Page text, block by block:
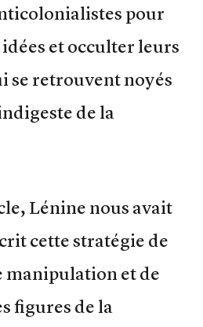
pour
et occulter leurs
se retrouvent noyés
de la
Lénine nous avait
cette stratégie de
manipulation et de
figures de la